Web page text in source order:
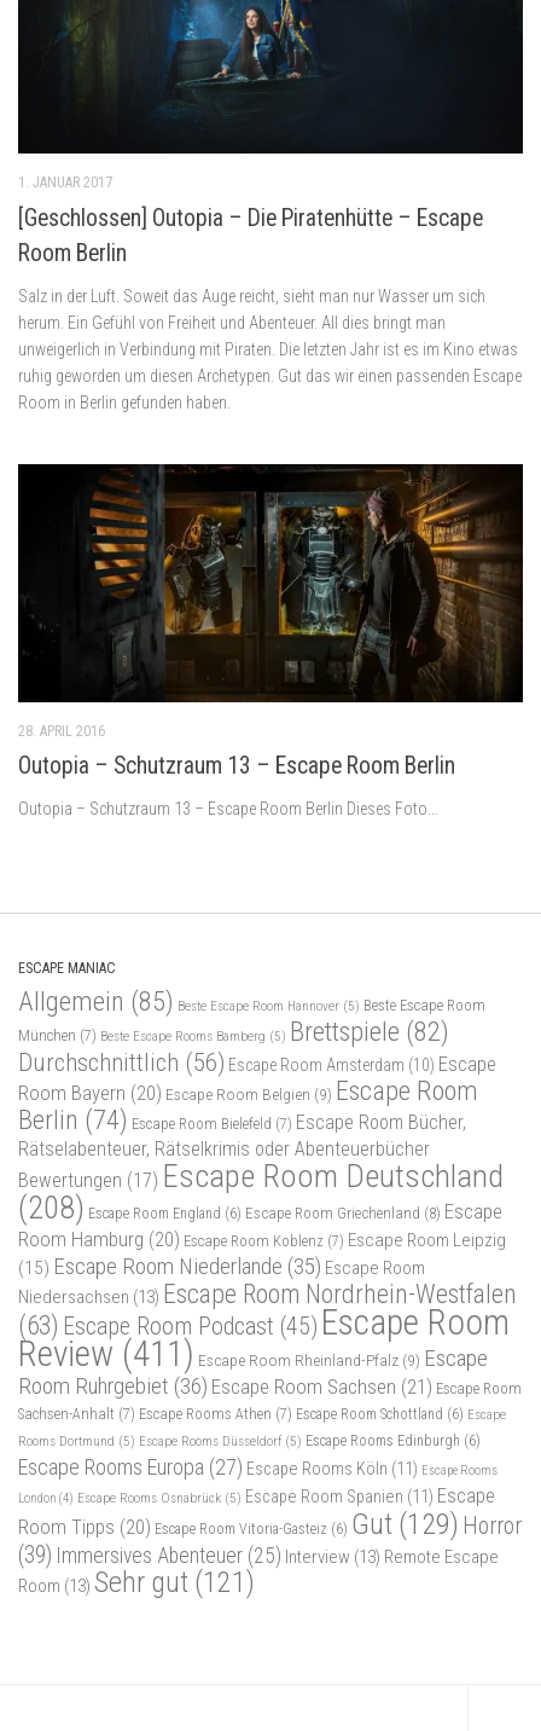
1. JANUAR 2017
[Geschlossen] Outopia – Die Piratenhütte – Escape
Room Berlin
Salz in der Luft. Soweit das Auge reicht, sieht man nur Wasser um sich
herum. Ein Gefühl von Freiheit und Abenteuer. All dies bringt man
unweigerlich in Verbindung mit Piraten. Die letzten Jahr ist es im Kino etwas
ruhig geworden um diesen Archetypen. Gut das wir einen passenden Escape
Room in Berlin gefunden haben.
28. APRIL 2016
Outopia​ – Schutzraum 13 – Escape Room Berlin
Outopia – Schutzraum 13 – Escape Room Berlin Dieses Foto...
ESCAPE MANIAC
Allgemein (85) Beste Escape Room Hannover (5) Beste Escape Room
München (7) Beste Escape Rooms Bamberg (5) Brettspiele (82)
Durchschnittlich (56) Escape Room Amsterdam (10) Escape
Room Bayern (20) Escape Room Belgien (9) Escape Room
Berlin (74) Escape Room Bielefeld (7) Escape Room Bücher,
Rätselabenteuer, Rätselkrimis oder Abenteuerbücher
Bewertungen (17) Escape Room Deutschland
(208) Escape Room England (6) Escape Room Griechenland (8) Escape
Room Hamburg (20) Escape Room Koblenz (7) Escape Room Leipzig
(15) Escape Room Niederlande (35) Escape Room
Niedersachsen (13) Escape Room Nordrhein-Westfalen
(63) Escape Room Podcast (45) Escape Room
Review (411) Escape Room Rheinland-Pfalz (9) Escape
Room Ruhrgebiet (36) Escape Room Sachsen (21) Escape Room
Sachsen-Anhalt (7) Escape Rooms Athen (7) Escape Room Schottland (6) Escape
Rooms Dortmund (5) Escape Rooms Düsseldorf (5) Escape Rooms Edinburgh (6)
Escape Rooms Europa (27) Escape Rooms Köln (11) Escape Rooms
London (4) Escape Rooms Osnabrück (5) Escape Room Spanien (11) Escape
Room Tipps (20) Escape Room Vitoria-Gasteiz (6) Gut (129) Horror
(39) Immersives Abenteuer (25) Interview (13) Remote Escape
Room (13) Sehr gut (121)